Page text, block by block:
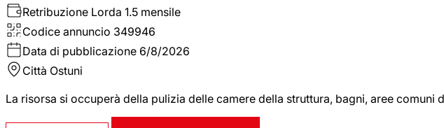
Retribuzione Lorda 1.5 mensile
Codice annuncio 349946
Data di pubblicazione 6/8/2026
Città Ostuni
La risorsa si occuperà della pulizia delle camere della struttura, bagni, aree comuni